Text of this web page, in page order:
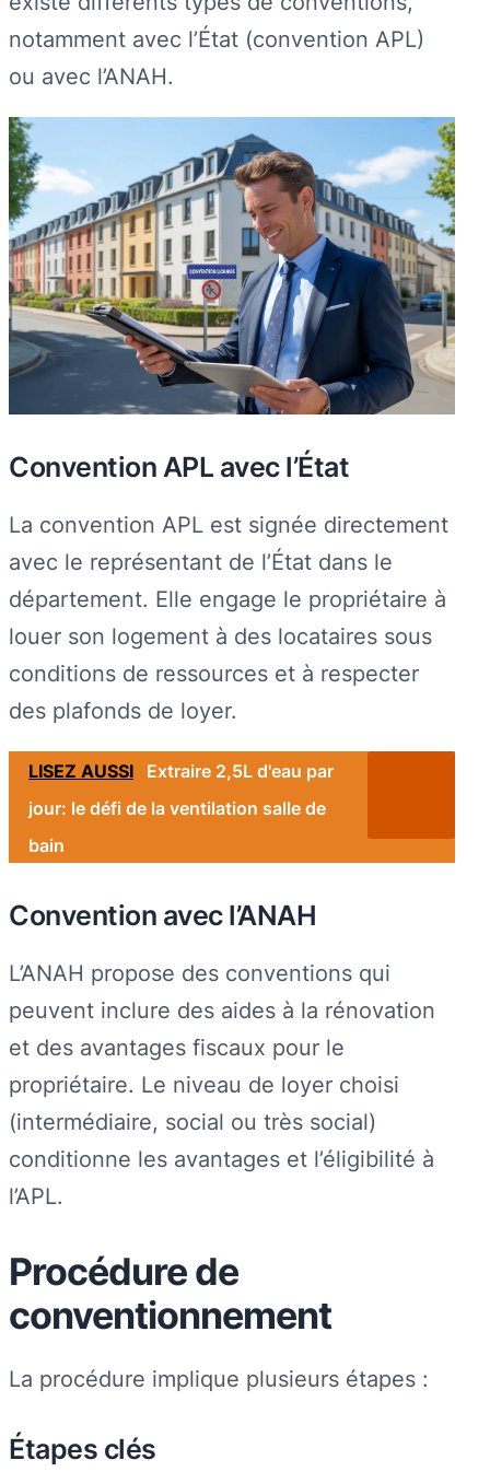
notamment avec l’État (convention APL)
ou avec l’ANAH.
Convention APL avec l’État
La convention APL est signée directement
avec le représentant de l’État dans le
département. Elle engage le propriétaire à
louer son logement à des locataires sous
conditions de ressources et à respecter
des plafonds de loyer.
LISEZ AUSSI
Extraire 2,5L d'eau par
jour: le défi de la ventilation salle de
bain
Convention avec l’ANAH
L’ANAH propose des conventions qui
peuvent inclure des aides à la rénovation
et des avantages fiscaux pour le
propriétaire. Le niveau de loyer choisi
(intermédiaire, social ou très social)
conditionne les avantages et l’éligibilité à
l’APL.
Procédure de
conventionnement
La procédure implique plusieurs étapes :
Étapes clés